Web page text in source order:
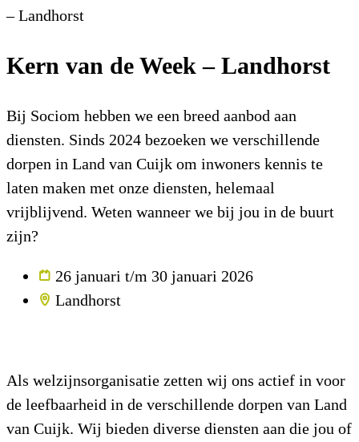
– Landhorst
Kern van de Week – Landhorst
Bij Sociom hebben we een breed aanbod aan
diensten. Sinds 2024 bezoeken we verschillende
dorpen in Land van Cuijk om inwoners kennis te
laten maken met onze diensten, helemaal
vrijblijvend. Weten wanneer we bij jou in de buurt
zijn?
26 januari t/m 30 januari 2026
Landhorst
Als welzijnsorganisatie zetten wij ons actief in voor
de leefbaarheid in de verschillende dorpen van Land
van Cuijk. Wij bieden diverse diensten aan die jou of